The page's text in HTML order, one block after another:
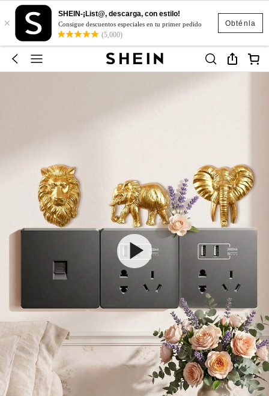
Obténla
×
SHEIN-¡List@, descarga, con estilo!
Consigue descuentos especiales en tu primer pedido
(5,000)